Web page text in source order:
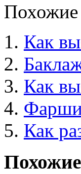
Похожие
Как
Как
Как